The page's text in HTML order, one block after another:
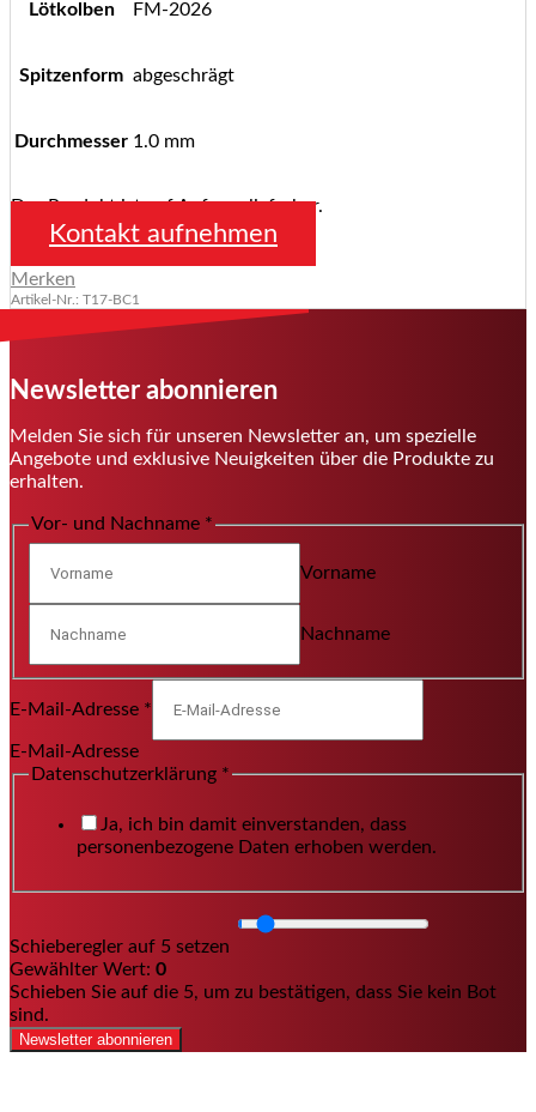
Lötkolben FM-2026
Spitzenform abgeschrägt
Durchmesser 1.0 mm
Das Produkt ist auf Anfrage lieferbar.
Kontakt aufnehmen
Merken
Artikel-Nr.: T17-BC1
Newsletter abonnieren
Melden Sie sich für unseren Newsletter an, um spezielle
Angebote und exklusive Neuigkeiten über die Produkte zu
erhalten.
Vor- und Nachname *
Vorname
Nachname
E-Mail-Adresse *
E-Mail-Adresse
Datenschutzerklärung *
Ja, ich bin damit einverstanden, dass
personenbezogene Daten erhoben werden.
Schieberegler auf 5 setzen
Gewählter Wert: 0
Schieben Sie auf die 5, um zu bestätigen, dass Sie kein Bot
sind.
Newsletter abonnieren